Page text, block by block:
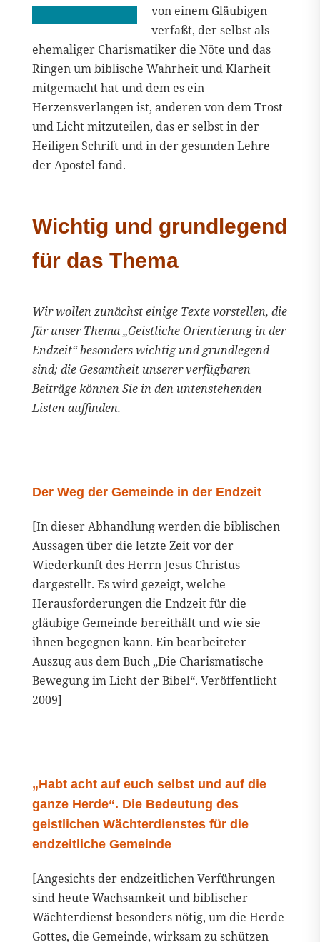
von einem Gläubigen
verfaßt, der selbst als
ehemaliger Charismatiker die Nöte und das
Ringen um biblische Wahrheit und Klarheit
mitgemacht hat und dem es ein
Herzensverlangen ist, anderen von dem Trost
und Licht mitzuteilen, das er selbst in der
Heiligen Schrift und in der gesunden Lehre
der Apostel fand.
Wichtig und grundlegend
für das Thema
Wir wollen zunächst einige Texte vorstellen, die
für unser Thema „Geistliche Orientierung in der
Endzeit“ besonders wichtig und grundlegend
sind; die Gesamtheit unserer verfügbaren
Beiträge können Sie in den untenstehenden
Listen auffinden.
Der Weg der Gemeinde in der Endzeit
[In dieser Abhandlung werden die biblischen
Aussagen über die letzte Zeit vor der
Wiederkunft des Herrn Jesus Christus
dargestellt. Es wird gezeigt, welche
Herausforderungen die Endzeit für die
gläubige Gemeinde bereithält und wie sie
ihnen begegnen kann. Ein bearbeiteter
Auszug aus dem Buch „Die Charismatische
Bewegung im Licht der Bibel“. Veröffentlicht
2009]
„Habt acht auf euch selbst und auf die
ganze Herde“. Die Bedeutung des
geistlichen Wächterdienstes für die
endzeitliche Gemeinde
[Angesichts der endzeitlichen Verführungen
sind heute Wachsamkeit und biblischer
Wächterdienst besonders nötig, um die Herde
Gottes, die Gemeinde, wirksam zu schützen